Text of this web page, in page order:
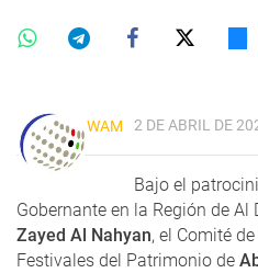
WAM 2 DE ABRIL DE
Bajo el
Gobernante en la Región de Al
Zayed Al Nahyan, el Comité
Festivales del Patrimonio de